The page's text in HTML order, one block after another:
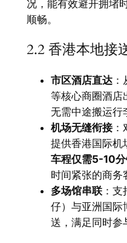
况，能有效避开拥堵
顺畅。
2.2 香港本地接
市区酒店直达：
等核心商圈酒店
无需中途搬运行
机场无缝衔接：
提供香港国际机
车程仅需5-10
时间紧张的商务
多场馆串联：支
仔）与亚洲国际
送，满足同时参